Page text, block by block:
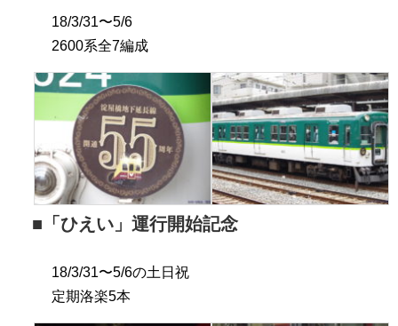
18/3/31〜5/6
2600系全7編成
■「ひえい」運行開始記念
18/3/31〜5/6の土日祝
定期洛楽5本